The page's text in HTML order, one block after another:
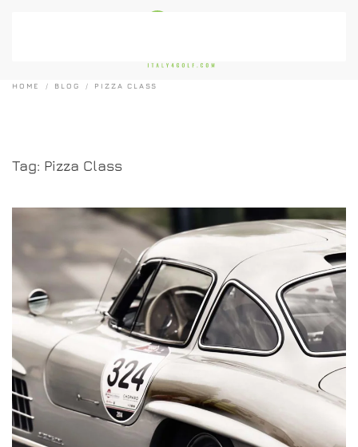
HOME BLOG PIZZA CLASS
Tag: Pizza Class